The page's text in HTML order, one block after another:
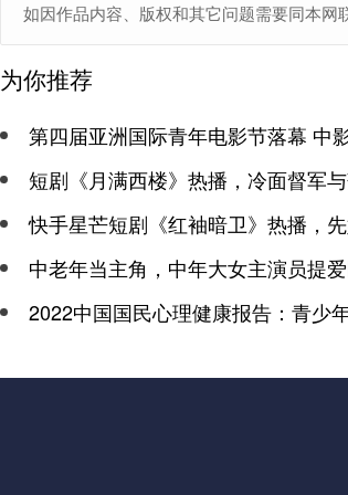
如因作品内容、版权和其它问题需要同本网
为你推荐
第四届亚洲国际青年电影节落幕 中
短剧《月满西楼》热播，冷面督军
快手星芒短剧《红袖暗卫》热播，
中老年当主角，中年大女主演员提
2022中国国民心理健康报告：青少